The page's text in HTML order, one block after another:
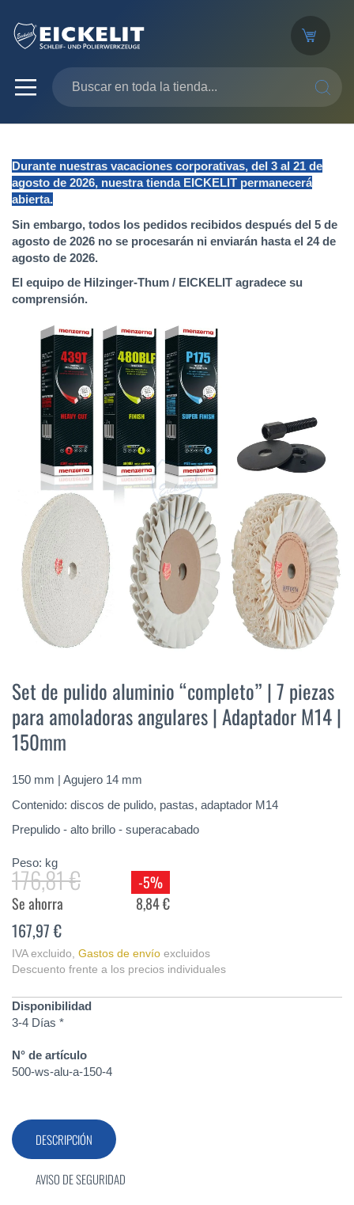
Durante nuestras vacaciones corporativas, del 3 al 21 de
agosto de 2026, nuestra tienda EICKELIT permanecerá
abierta.
Sin embargo, todos los pedidos recibidos después del 5 de
agosto de 2026 no se procesarán ni enviarán hasta el 24 de
agosto de 2026.
El equipo de Hilzinger-Thum / EICKELIT agradece su
comprensión.
Saltar
galería
imágenes
comienzo
de
la
galería
imágenes
Set de pulido aluminio “completo” | 7 piezas
para amoladoras angulares | Adaptador M14 |
150mm
150 mm | Agujero 14 mm
Contenido: discos de pulido, pastas, adaptador M14
Prepulido - alto brillo - superacabado
Peso: kg
176,81 €
-5%
Se ahorra
8,84 €
167,97 €
IVA excluido, Gastos de envío excluidos
Descuento frente a los precios individuales
Disponibilidad
3-4 Días *
N° de artículo
500-ws-alu-a-150-4
DESCRIPCIÓN
AVISO DE SEGURIDAD